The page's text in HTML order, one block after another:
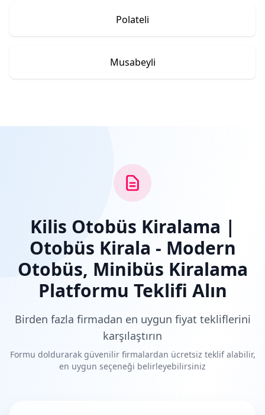
Polateli
Musabeyli
Kilis Otobüs Kiralama |
Otobüs Kirala - Modern
Otobüs, Minibüs Kiralama
Platformu Teklifi Alın
Birden fazla firmadan en uygun fiyat tekliflerini
karşılaştırın
Formu doldurarak güvenilir firmalardan ücretsiz teklif alabilir,
en uygun seçeneği belirleyebilirsiniz